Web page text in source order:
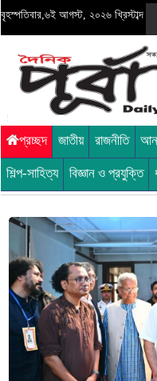
বৃহস্পতিবার,৬ই আগস্ট, ২০২৬ খ্রিস্টাব্দ
প্রচ্ছদ জাতীয় রাজনীতি
শিল্প-সাহিত্য বিজ্ঞান ও প্রযুক্তি